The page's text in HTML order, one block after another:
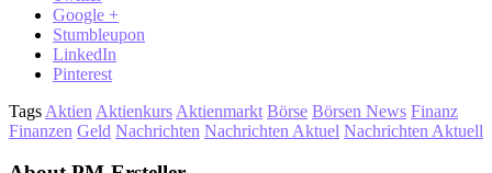
Google +
Stumbleupon
LinkedIn
Pinterest
Tags Aktien Aktienkurs Aktienmarkt Börse Börsen News Finanz
Finanzen Geld Nachrichten Nachrichten Aktuel Nachrichten Aktuell